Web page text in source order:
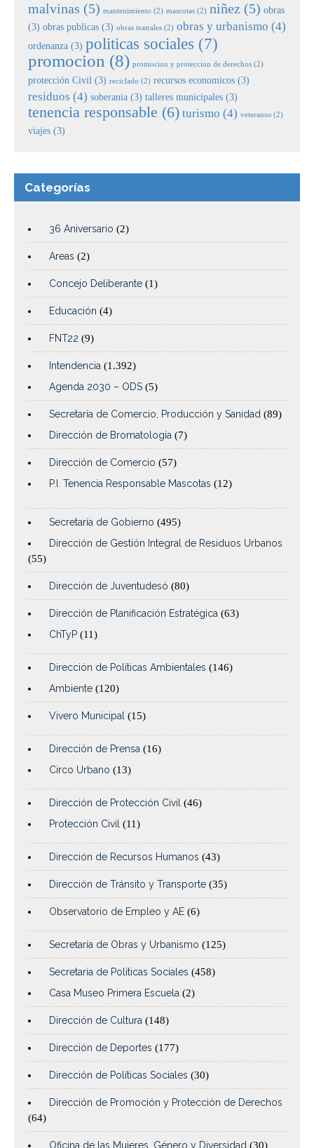
malvinas (5) mantenimiento (2) mascotas (2) niñez (5) obras
(3) obras publicas (3) obras teatrales (2) obras y urbanismo (4)
ordenanza (3) politicas sociales (7)
promocion (8) promocion y proteccion de derechos (2)
protección Civil (3) reciclado (2) recursos economicos (3)
residuos (4) soberania (3) talleres municipales (3)
tenencia responsable (6) turismo (4) veteranos (2)
viajes (3)
Categorías
36 Aniversario (2)
Areas (2)
Concejo Deliberante (1)
Educación (4)
FNT22 (9)
Intendencia (1.392)
Agenda 2030 – ODS (5)
Secretaría de Comercio, Producción y Sanidad (89)
Dirección de Bromatología (7)
Dirección de Comercio (57)
P.I. Tenencia Responsable Mascotas (12)
Secretaría de Gobierno (495)
Dirección de Gestión Integral de Residuos Urbanos
(55)
Dirección de Juventudesó (80)
Dirección de Planificación Estratégica (63)
ChTyP (11)
Dirección de Políticas Ambientales (146)
Ambiente (120)
Vivero Municipal (15)
Dirección de Prensa (16)
Circo Urbano (13)
Dirección de Protección Civil (46)
Protección Civil (11)
Dirección de Recursos Humanos (43)
Dirección de Tránsito y Transporte (35)
Observatorio de Empleo y AE (6)
Secretaría de Obras y Urbanismo (125)
Secretaría de Políticas Sociales (458)
Casa Museo Primera Escuela (2)
Dirección de Cultura (148)
Dirección de Deportes (177)
Dirección de Políticas Sociales (30)
Dirección de Promoción y Protección de Derechos
(64)
Oficina de las Mujeres, Género y Diversidad (30)